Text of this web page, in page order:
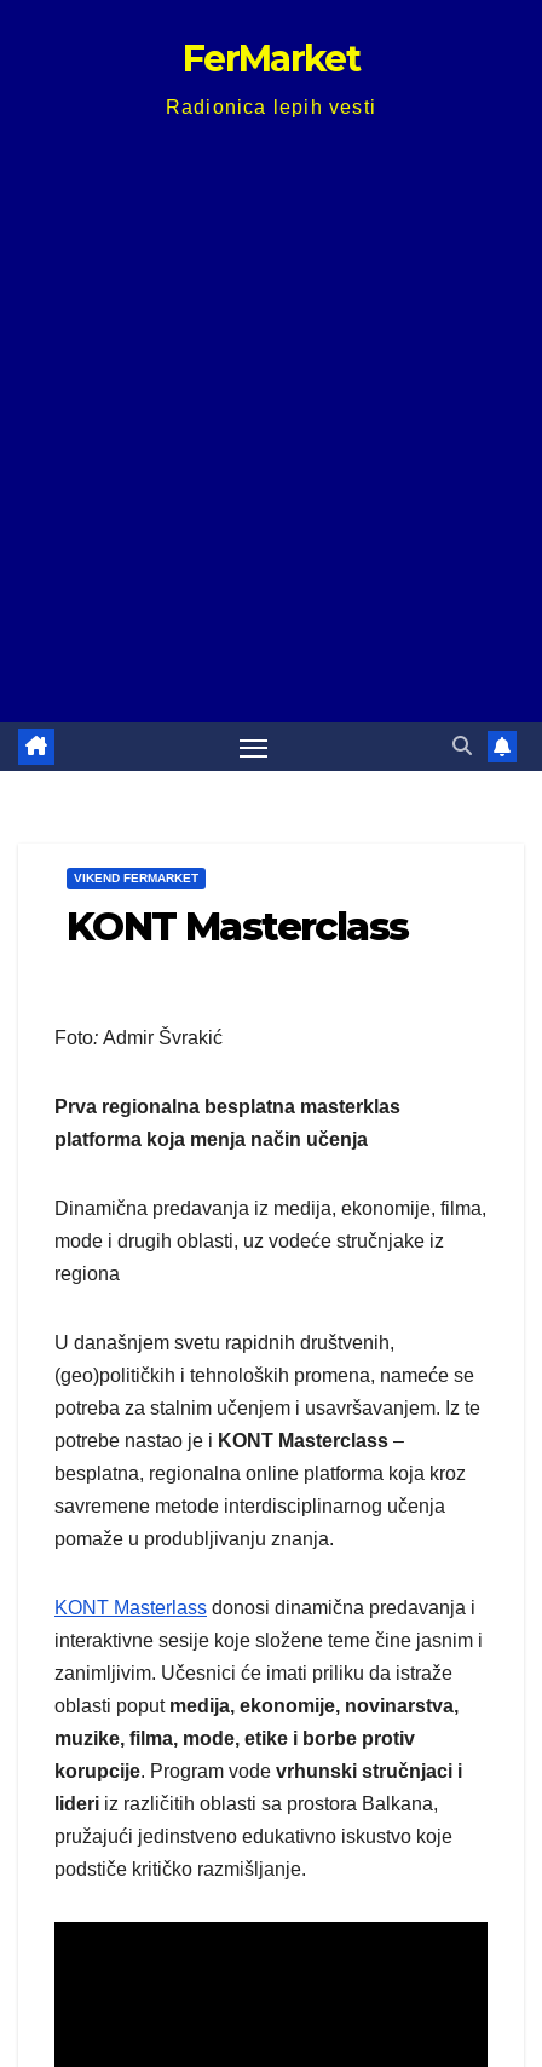
FerMarket
Radionica lepih vesti
VIKEND FERMARKET
KONT Masterclass
Foto: Admir Švrakić
Prva regionalna besplatna masterklas
platforma koja menja način učenja
Dinamična predavanja iz medija, ekonomije, filma,
mode i drugih oblasti, uz vodeće stručnjake iz
regiona
U današnjem svetu rapidnih društvenih,
(geo)političkih i tehnoloških promena, nameće se
potreba za stalnim učenjem i usavršavanjem. Iz te
potrebe nastao je i KONT Masterclass –
besplatna, regionalna online platforma koja kroz
savremene metode interdisciplinarnog učenja
pomaže u produbljivanju znanja.
KONT Masterlass donosi dinamična predavanja i
interaktivne sesije koje složene teme čine jasnim i
zanimljivim. Učesnici će imati priliku da istraže
oblasti poput medija, ekonomije, novinarstva,
muzike, filma, mode, etike i borbe protiv
korupcije. Program vode vrhunski stručnjaci i
lideri iz različitih oblasti sa prostora Balkana,
pružajući jedinstveno edukativno iskustvo koje
podstiče kritičko razmišljanje.